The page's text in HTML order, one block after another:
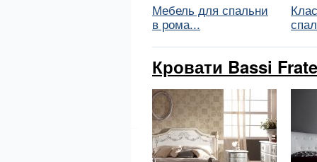
Мебель для спальни
в рома...
Кровати Bassi